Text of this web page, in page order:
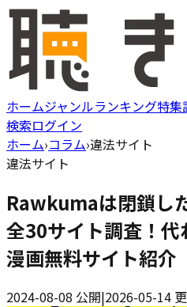
ホームジャンルランキング特集
検索ログイン
ホーム›コラム›違法サイト
違法サイト
Rawkumaは閉鎖し
全30サイト調査！
漫画無料サイト紹介
2024-08-08 公開|2026-05-14